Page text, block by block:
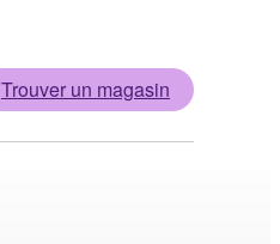
Trouver un magasin